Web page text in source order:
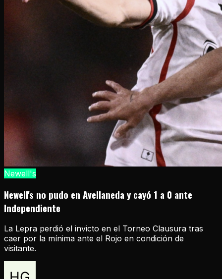
Newell's
Newell's no pudo en Avellaneda y cayó 1 a 0 ante
Independiente
La Lepra perdió el invicto en el Torneo Clausura tras
caer por la mínima ante el Rojo en condición de
visitante.